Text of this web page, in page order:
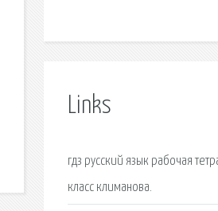
Links
гдз русский язык рабочая
класс климанова.